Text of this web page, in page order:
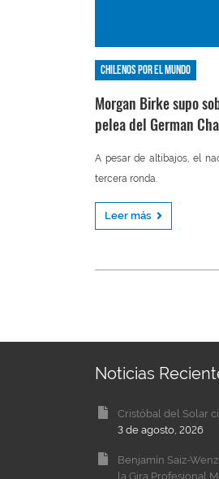
Chilenos por el mundo
Morgan Birke supo
pelea del German
A pesar de altibajos, el
tercera ronda.
Leer más
Noticias
Cristóbal del Solar
3 de agosto, 2026
Benjamín Saiz-
la Gira Profesional